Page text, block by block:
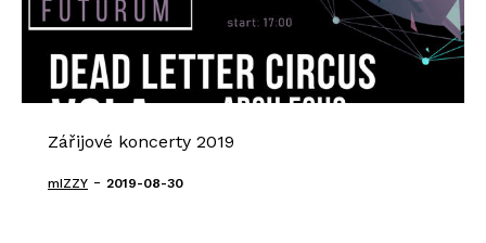
Zářijové koncerty 2019
mIZZY - 2019-08-30